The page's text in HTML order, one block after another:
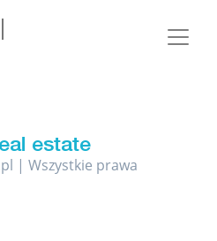
| Wszystkie prawa